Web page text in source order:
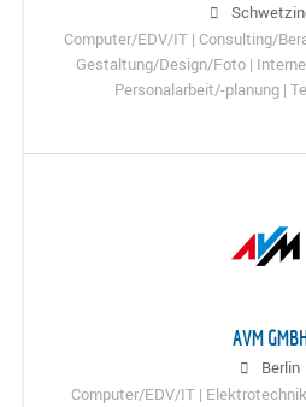
Computer/EDV/IT | Consulting/
Gestaltung/Design/Foto |
Personalarbeit/-planung |
AVM
Berlin
Computer/EDV/IT |